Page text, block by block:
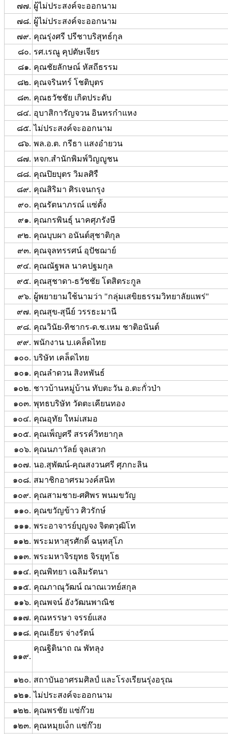
๗๗. ผู้ไม่ประสงค์จะออกนาม
๗๘. ผู้ไม่ประสงค์จะออกนาม
๗๙. คุณรุ่งศรี ปรีชาบริสุทธ์กุล
๘๐. รศ.เรณู คุปตัษเจียร
๘๑. คุณชัยลักษณ์ หัสถีธรรม
๘๒. คุณจรินทร์ โชติบุตร
๘๓. คุณธวัชชัย เกิดประดับ
๘๔. อุบาสิการัญจวน อินทรกำแหง
๘๕. ไม่ประสงค์จะออกนาม
๘๖. พล.อ.ต. กรีธา แสงอำยวน
๘๗. หจก.สำนักพิมพ์วิญญูชน
๘๘. คุณปิยบุตร วิมลศิรื
๘๙. คุณสิริมา ศิรเจนกรุง
๙๐. คุณรัตนาภรณ์ แซ่ตั้ง
๙๑. คุณกรพินธุ์ นาคศุภรังษี
๙๒. คุณบุบผา อนันต์สุชาติกุล
๙๓. คุณจุลทรรศน์ อุปัชฌาย์
๙๔. คุณณัฐพล นาคปฐมกุล
๙๕. คุณสุชาดา-ธวัชชัย โตสิตระกูล
๙๖. ผู้พยายามใช้นามว่า "กลุ่มเสขิยธรรมวิทยาลัยแพร่"
๙๗. คุณสุข-สุนีย์ วรรธะมานี
๙๘. คุณวินัย-ทิชากร-ด.ช.เหม ชาติอนันต์
๙๙. พนักงาน บ.เคล็ดไทย
๑๐๐. บริษัท เคล็ดไทย
๑๐๑. คุณลำดวน สิงหพันธ์
๑๐๒. ชาวบ้านหมู่บ้าน ทับตะวัน อ.ตะกั่วป่า
๑๐๓. พุทธบริษัท วัดตะเคียนทอง
๑๐๔. คุณอุทัย ใหม่เสมอ
๑๐๕. คุณเพ็ญศรี สรรค์วิทยากุล
๑๐๖. คุณนภาวัลย์ จุลเสวก
๑๐๗. นอ.สุพัฒน์-คุณสงวนศรี ศุภกะลิน
๑๐๘. สมาชิกอาศรมวงค์สนิท
๑๐๙. คุณสามชาย-ศศิพร พนมขวัญ
๑๑๐. คุณขวัญข้าว ศิวรักษ์
๑๑๑. พระอาจารย์บุญจง จิตตวุฒิโท
๑๑๒. พระมหาสุรศักดิ์ ฉนฺทสุโภ
๑๑๓. พระมหาจิรยุทธ จิรยุทฺโธ
๑๑๔. คุณพิทยา เฉลิมรัตนา
๑๑๕. คุณภาณุวัฒน์ ณาณเวทย์สกุล
๑๑๖. คุณพจน์ อังวัฒนพาณิช
๑๑๗. คุณหรรษา จรรย์แสง
๑๑๘. คุณเธียร จ่างรัตน์
๑๑๙.
คุณฐิตินาถ ณ พัทลุง
๑๒๐. สถาบันอาศรมศิลป์ และโรงเรียนรุ่งอรุณ
๑๒๑. ไม่ประสงค์จะออกนาม
๑๒๒. คุณพรชัย แซ่ก๊วย
๑๒๓. คุณหมุยเง็ก แซ่ก๊วย